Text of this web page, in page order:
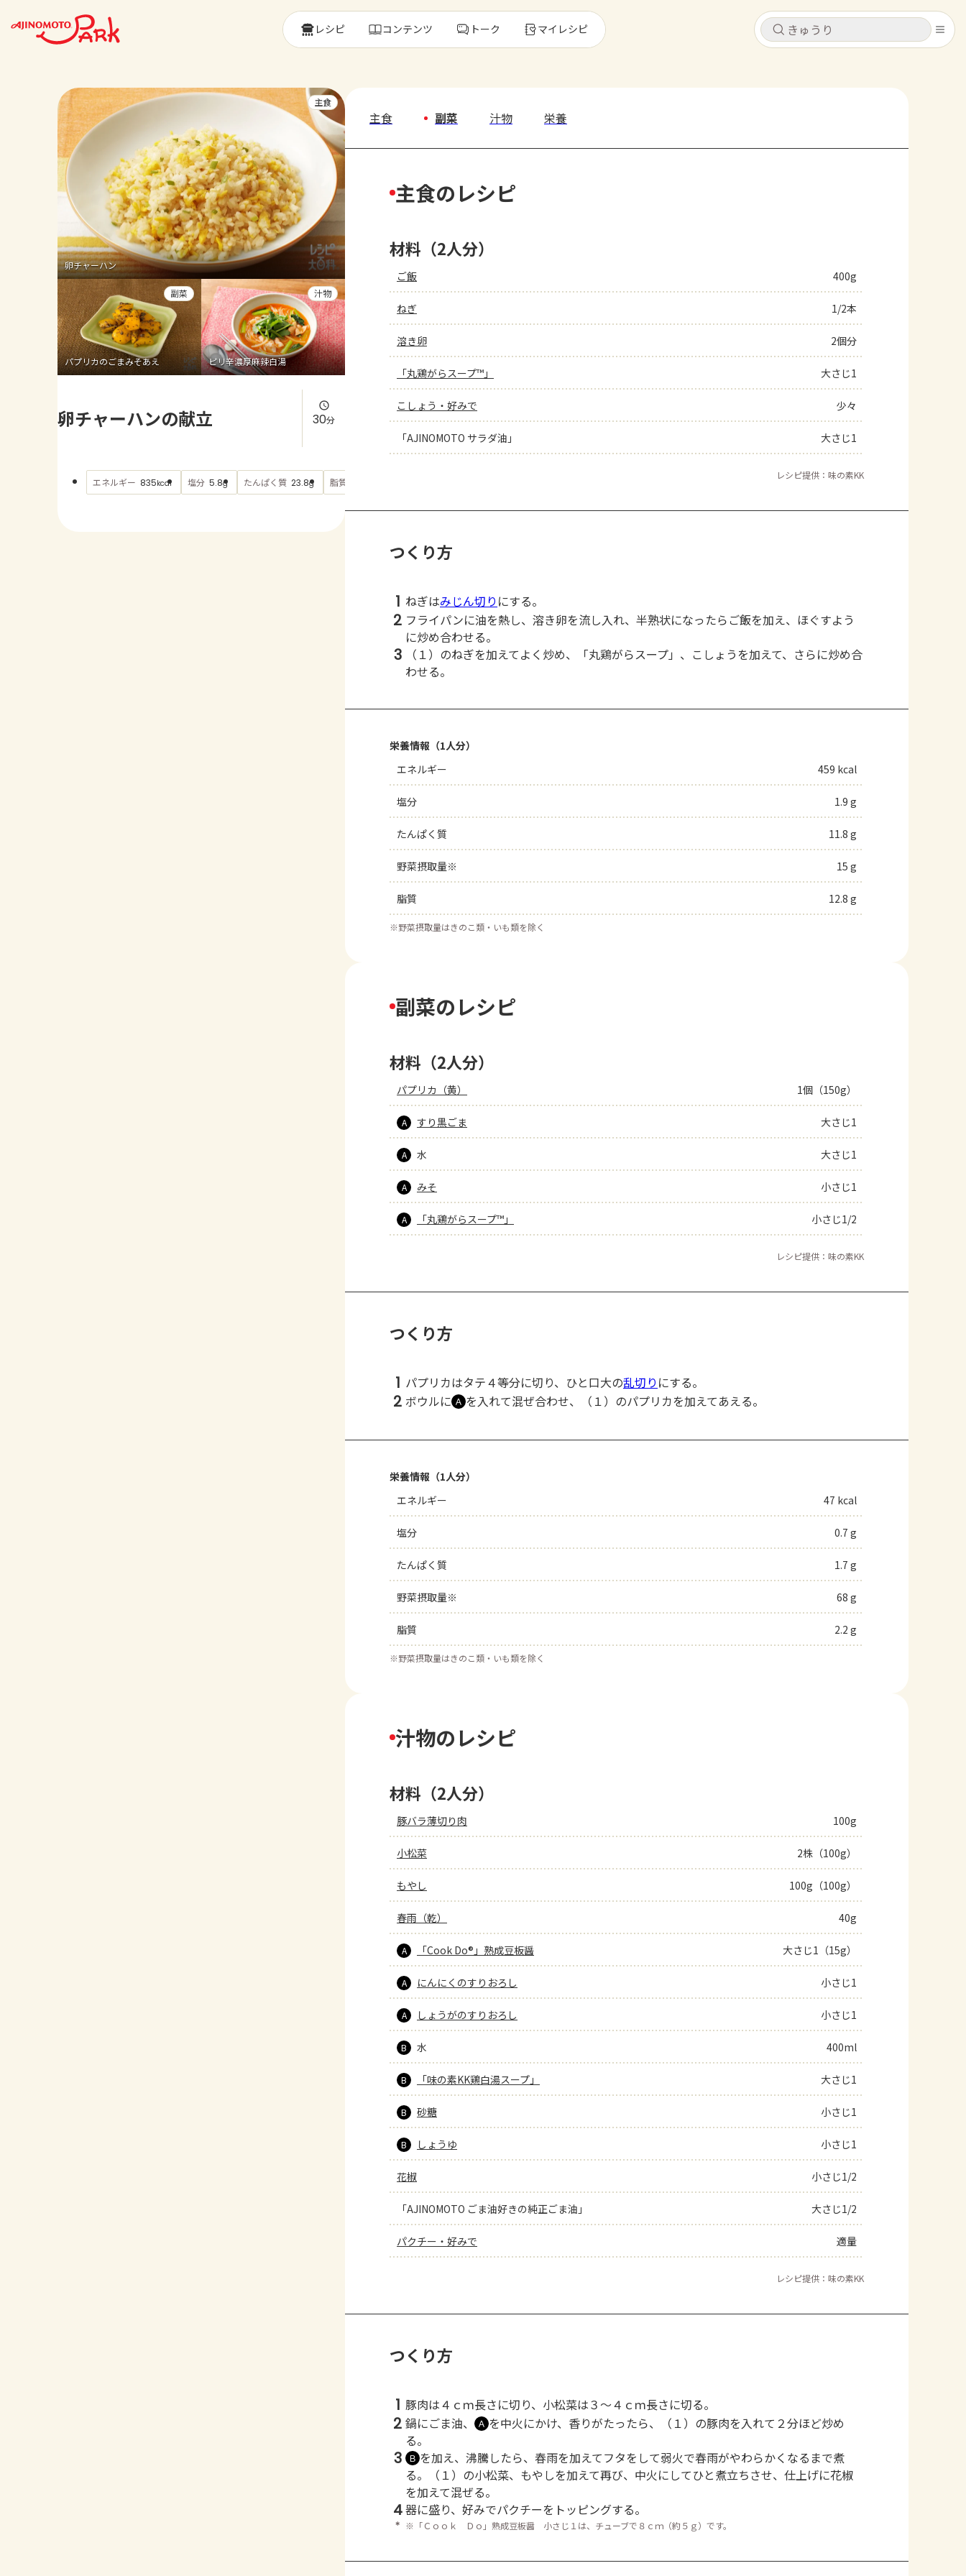
キャンセル
よくあるお問い合わせ
お買い物
キャンセル
レシピ コンテンツ トーク マイレシピ
卵チャーハン
主食
パプリカのごまみそあえ
副菜
ピリ辛濃厚麻辣白湯
汁物
卵チャーハンの献立 30分
エネルギー 835kcal 塩分 5.8g たんぱく質 23.8g 脂質
主食 副菜 汁物 栄養
主食のレシピ
材料（2人分）
ご飯 400g
ねぎ 1/2本
溶き卵 2個分
「丸鶏がらスープ™」 大さじ1
こしょう・好みで 少々
「AJINOMOTO サラダ油」 大さじ1
レシピ提供：味の素KK
つくり方
1 ねぎはみじん切り にする。
2 フライパンに油を熱し、溶き卵を流し入れ、半熟状になったらご飯を加え、ほぐすよう
に炒め合わせる。
3
（１）のねぎを加えてよく炒め、「丸鶏がらスープ」、こしょうを加えて、さらに炒め合
わせる。
栄養情報（1人分）
エネルギー
459 kcal
塩分 1.9 g
たんぱく質 11.8 g
野菜摂取量※ 15 g
脂質 12.8 g
※野菜摂取量はきのこ類・いも類を除く
副菜のレシピ
材料（2人分）
パプリカ（黄） 1個（150g）
A すり黒ごま 大さじ1
A 水 大さじ1
A みそ 小さじ1
A 「丸鶏がらスープ™」 小さじ1/2
レシピ提供：味の素KK
つくり方
1 パプリカはタテ４等分に切り、ひと口大の乱切り にする。
2 ボウルに Ａ を入れて混ぜ合わせ、（１）のパプリカを加えてあえる。
栄養情報（1人分）
エネルギー
47 kcal
塩分 0.7 g
たんぱく質 1.7 g
野菜摂取量※ 68 g
脂質 2.2 g
※野菜摂取量はきのこ類・いも類を除く
汁物のレシピ
材料（2人分）
豚バラ薄切り肉 100g
小松菜 2株（100g）
もやし 100g（100g）
春雨（乾） 40g
A 「Cook Do®」熟成豆板醤 大さじ1（15g）
A にんにくのすりおろし 小さじ1
A しょうがのすりおろし 小さじ1
B 水 400ml
B 「味の素KK鶏白湯スープ」 大さじ1
B 砂糖 小さじ1
B しょうゆ 小さじ1
花椒 小さじ1/2
「AJINOMOTO ごま油好きの純正ごま油」 大さじ1/2
パクチー・好みで 適量
レシピ提供：味の素KK
つくり方
1 豚肉は４ｃｍ長さに切り、小松菜は３～４ｃｍ長さに切る。
2 鍋にごま油、 Ａ を中火にかけ、香りがたったら、（１）の豚肉を入れて２分ほど炒め
る。
3 Ｂ を加え、沸騰したら、春雨を加えてフタをして弱火で春雨がやわらかくなるまで煮
る。（１）の小松菜、もやしを加えて再び、中火にしてひと煮立ちさせ、仕上げに花椒
を加えて混ぜる。
4器に盛り、好みでパクチーをトッピングする。
＊ ※「Ｃｏｏｋ Ｄｏ」熟成豆板醤 小さじ１は、チューブで８ｃｍ（約５ｇ）です。